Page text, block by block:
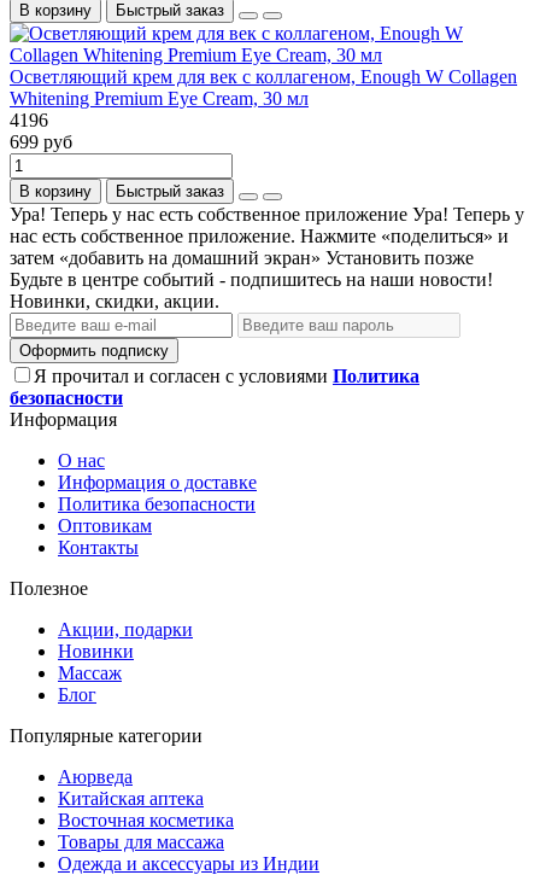
В корзину Быстрый заказ
Осветляющий крем для век с коллагеном, Enough W Collagen
Whitening Premium Eye Cream, 30 мл
4196
699 руб
В корзину Быстрый заказ
Ура! Теперь у нас есть собственное приложение Ура! Теперь у
нас есть собственное приложение. Нажмите «поделиться» и
затем «добавить на домашний экран» Установить позже
Будьте в центре событий - подпишитесь на наши новости!
Новинки, скидки, акции.
Оформить подписку
Я прочитал и согласен с условиями Политика
безопасности
Информация
О нас
Информация о доставке
Политика безопасности
Оптовикам
Контакты
Полезное
Акции, подарки
Новинки
Массаж
Блог
Популярные категории
Аюрведа
Китайская аптека
Восточная косметика
Товары для массажа
Одежда и аксессуары из Индии